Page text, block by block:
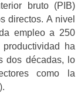
bruto (PIB)
directos. A nivel
empleo a 250
ha
dos décadas, lo
como la